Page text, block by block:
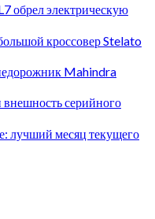
обрел электрическую
кроссовер Stelato
Mahindra
серийного
лучший месяц текущего